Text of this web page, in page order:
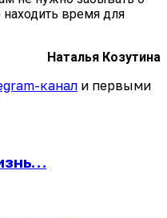
время для
Наталья Козутина
канал и первыми